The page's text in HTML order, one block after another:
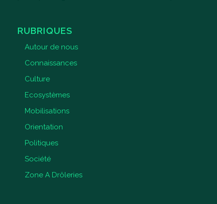
RUBRIQUES
Autour de nous
Connaissances
Culture
Ecosystèmes
Mobilisations
Orientation
Politiques
Société
Zone A Drôleries